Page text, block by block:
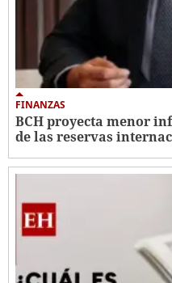
FINANZAS
BCH proyecta menor
de las reservas